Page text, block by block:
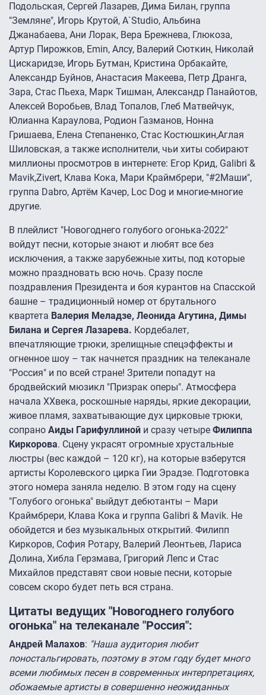
Подольская, Сергей Лазарев, Дима Билан, группа
"Земляне", Игорь Крутой, A`Studio, Альбина
Джанабаева, Ани Лорак, Вера Брежнева, Глюкоза,
Артур Пирожков, Emin, Алсу, Валерий Сюткин, Николай
Цискаридзе, Игорь Бутман, Кристина Орбакайте,
Александр Буйнов, Анастасия Макеева, Петр Дранга,
Зара, Стас Пьеха, Марк Тишман, Александр Панайотов,
Алексей Воробьев, Влад Топалов, Глеб Матвейчук,
Юлианна Караулова, Родион Газманов, Нонна
Гришаева, Елена Степаненко, Стас Костюшкин,Аглая
Шиловская, а также исполнители, чьи хиты собирают
миллионы просмотров в интернете: Егор Крид, Galibri &
Mavik,Zivert, Клава Кока, Мари Краймбрери, "#2Маши",
группа Dabro, Артём Качер, Loc Dog и многие-многие
другие.
В плейлист "Новогоднего голубого огонька-2022"
войдут песни, которые знают и любят все без
исключения, а также зарубежные хиты, под которые
можно праздновать всю ночь. Сразу после
поздравления Президента и боя курантов на Спасской
башне – традиционный номер от брутального
квартета Валерия Меладзе, Леонида Агутина, Димы
Билана и Сергея Лазарева. Кордебалет,
впечатляющие трюки, зрелищные спецэффекты и
огненное шоу – так начнется праздник на телеканале
"Россия" и по всей стране! Зрители попадут на
бродвейский мюзикл "Призрак оперы". Атмосфера
начала XXвека, роскошные наряды, яркие декорации,
живое пламя, захватывающие дух цирковые трюки,
сопрано Аиды Гарифуллиной и сразу четыре Филиппа
Киркорова. Сцену украсят огромные хрустальные
люстры (вес каждой – 120 кг), на которые взберутся
артисты Королевского цирка Гии Эрадзе. Подготовка
этого номера заняла неделю. В этом году на сцену
"Голубого огонька" выйдут дебютанты – Мари
Краймбрери, Клава Кока и группа Galibri & Mavik. Не
обойдется и без музыкальных открытий. Филипп
Киркоров, София Ротару, Валерий Леонтьев, Лариса
Долина, Хибла Герзмава, Григорий Лепс и Стас
Михайлов представят свои новые песни, которые
совсем скоро будет петь вся страна.
Цитаты ведущих "Новогоднего голубого
огонька" на телеканале "Россия":
Андрей Малахов: "Наша аудитория любит
поностальгировать, поэтому в этом году будет много
всеми любимых песен в современных интерпретациях,
обожаемые артисты в совершенно неожиданных